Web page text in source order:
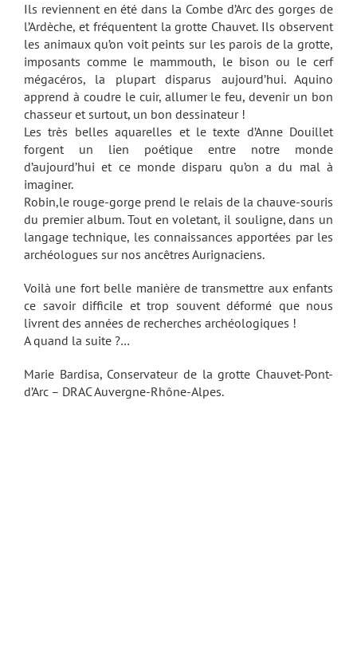
Ils reviennent en été dans la Combe d’Arc des gorges de
l’Ardèche, et fréquentent la grotte Chauvet. Ils observent
les animaux qu’on voit peints sur les parois de la grotte,
imposants comme le mammouth, le bison ou le cerf
mégacéros, la plupart disparus aujourd’hui. Aquino
apprend à coudre le cuir, allumer le feu, devenir un bon
chasseur et surtout, un bon dessinateur !
Les très belles aquarelles et le texte d’Anne Douillet
forgent un lien poétique entre notre monde
d’aujourd’hui et ce monde disparu qu’on a du mal à
imaginer.
Robin,le rouge-gorge prend le relais de la chauve-souris
du premier album. Tout en voletant, il souligne, dans un
langage technique, les connaissances apportées par les
archéologues sur nos ancêtres Aurignaciens.
Voilà une fort belle manière de transmettre aux enfants
ce savoir difficile et trop souvent déformé que nous
livrent des années de recherches archéologiques !
A quand la suite ?…
Marie Bardisa, Conservateur de la grotte Chauvet-Pont-
d’Arc – DRAC Auvergne-Rhône-Alpes.